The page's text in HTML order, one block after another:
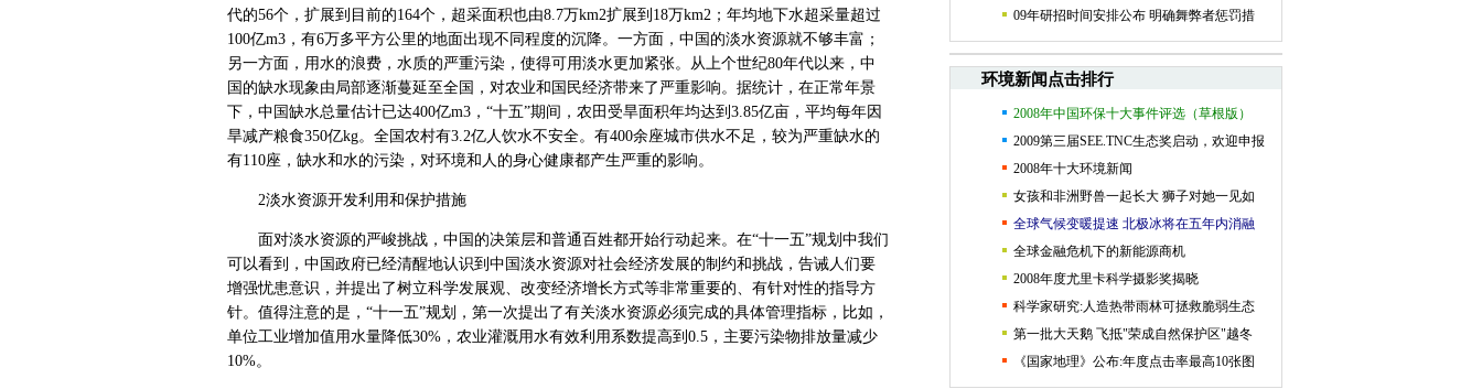
代的56个，扩展到目前的164个，超采面积也由8.7万km2扩展到18万km2；年均地下水超采量超过
100亿m3，有6万多平方公里的地面出现不同程度的沉降。一方面，中国的淡水资源就不够丰富；
另一方面，用水的浪费，水质的严重污染，使得可用淡水更加紧张。从上个世纪80年代以来，中
国的缺水现象由局部逐渐蔓延至全国，对农业和国民经济带来了严重影响。据统计，在正常年景
下，中国缺水总量估计已达400亿m3，“十五”期间，农田受旱面积年均达到3.85亿亩，平均每年因
旱减产粮食350亿kg。全国农村有3.2亿人饮水不安全。有400余座城市供水不足，较为严重缺水的
有110座，缺水和水的污染，对环境和人的身心健康都产生严重的影响。
2淡水资源开发利用和保护措施
面对淡水资源的严峻挑战，中国的决策层和普通百姓都开始行动起来。在“十一五”规划中我们
可以看到，中国政府已经清醒地认识到中国淡水资源对社会经济发展的制约和挑战，告诫人们要
增强忧患意识，并提出了树立科学发展观、改变经济增长方式等非常重要的、有针对性的指导方
针。值得注意的是，“十一五”规划，第一次提出了有关淡水资源必须完成的具体管理指标，比如，
单位工业增加值用水量降低30%，农业灌溉用水有效利用系数提高到0.5，主要污染物排放量减少
10%。
09年研招时间安排公布 明确舞弊者惩罚措
环境新闻点击排行
2008年中国环保十大事件评选（草根版）
2009第三届SEE.TNC生态奖启动，欢迎申报
2008年十大环境新闻
女孩和非洲野兽一起长大 狮子对她一见如
全球气候变暖提速 北极冰将在五年内消融
全球金融危机下的新能源商机
2008年度尤里卡科学摄影奖揭晓
科学家研究:人造热带雨林可拯救脆弱生态
第一批大天鹅 飞抵"荣成自然保护区"越冬
《国家地理》公布:年度点击率最高10张图